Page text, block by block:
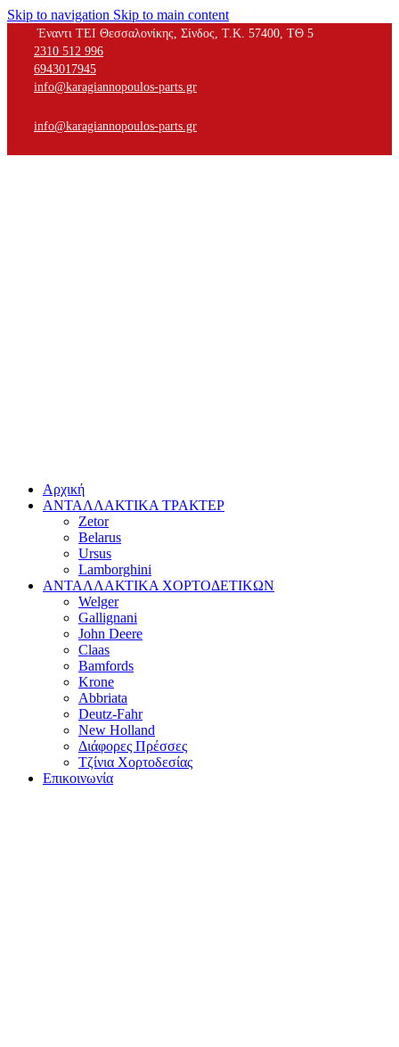
Skip to navigation Skip to main content
Έναντι ΤΕΙ Θεσσαλονίκης, Σίνδος, Τ.Κ. 57400, ΤΘ 5
2310 512 996
6943017945
info@karagiannopoulos-parts.gr
info@karagiannopoulos-parts.gr
Αρχική
ΑΝΤΑΛΛΑΚΤΙΚΑ ΤΡΑΚΤΕΡ
Zetor
Belarus
Ursus
Lamborghini
ΑΝΤΑΛΛΑΚΤΙΚΑ ΧΟΡΤΟΔΕΤΙΚΩΝ
Welger
Gallignani
John Deere
Claas
Bamfords
Krone
Abbriata
Deutz-Fahr
New Holland
Διάφορες Πρέσσες
Τζίνια Χορτοδεσίας
Επικοινωνία